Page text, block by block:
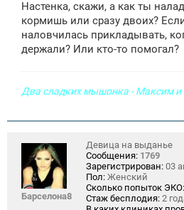
б
щ
н
и
Настенка, скажи, а как ты
кормишь или сразу двоих?
наловчилась прикладывать,
держали? Или кто-то помогал?
Два сладких мышонка - Максим и
Барселона8
Девица на выданье
Сообщения: 1769
Зарегистрирован: 03
Пол: Женский
Сколько попыток ЭКО:
Стаж бесплодия: 2